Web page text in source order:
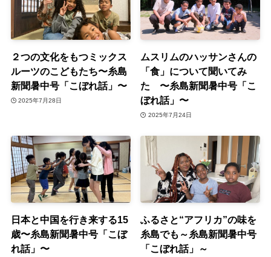
２つの文化をもつミックス
ルーツのこどもたち〜糸島
新聞暑中号「こぼれ話」〜
2025年7月28日
ムスリムのハッサンさんの
「食」について聞いてみ
た 〜糸島新聞暑中号「こ
ぼれ話」〜
2025年7月24日
日本と中国を行き来する15
歳〜糸島新聞暑中号「こぼ
れ話」〜
ふるさと“アフリカ”の味を
糸島でも～糸島新聞暑中号
「こぼれ話」～